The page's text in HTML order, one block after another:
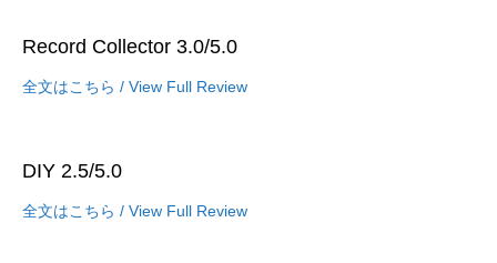
Record Collector 3.0/5.0
全文はこちら / View Full Review
DIY 2.5/5.0
全文はこちら / View Full Review